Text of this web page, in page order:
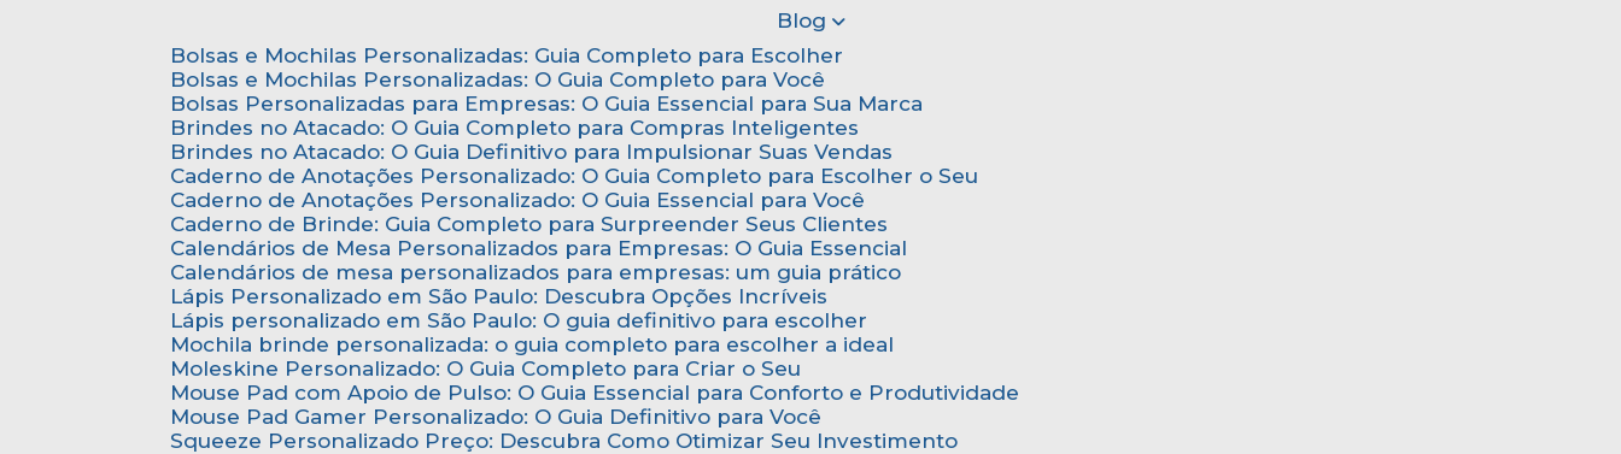
Blog
Bolsas e Mochilas Personalizadas: Guia Completo para Escolher
Bolsas e Mochilas Personalizadas: O Guia Completo para Você
Bolsas Personalizadas para Empresas: O Guia Essencial para Sua Marca
Brindes no Atacado: O Guia Completo para Compras Inteligentes
Brindes no Atacado: O Guia Definitivo para Impulsionar Suas Vendas
Caderno de Anotações Personalizado: O Guia Completo para Escolher o Seu
Caderno de Anotações Personalizado: O Guia Essencial para Você
Caderno de Brinde: Guia Completo para Surpreender Seus Clientes
Calendários de Mesa Personalizados para Empresas: O Guia Essencial
Calendários de mesa personalizados para empresas: um guia prático
Lápis Personalizado em São Paulo: Descubra Opções Incríveis
Lápis personalizado em São Paulo: O guia definitivo para escolher
Mochila brinde personalizada: o guia completo para escolher a ideal
Moleskine Personalizado: O Guia Completo para Criar o Seu
Mouse Pad com Apoio de Pulso: O Guia Essencial para Conforto e Produtividade
Mouse Pad Gamer Personalizado: O Guia Definitivo para Você
Squeeze Personalizado Preço: Descubra Como Otimizar Seu Investimento